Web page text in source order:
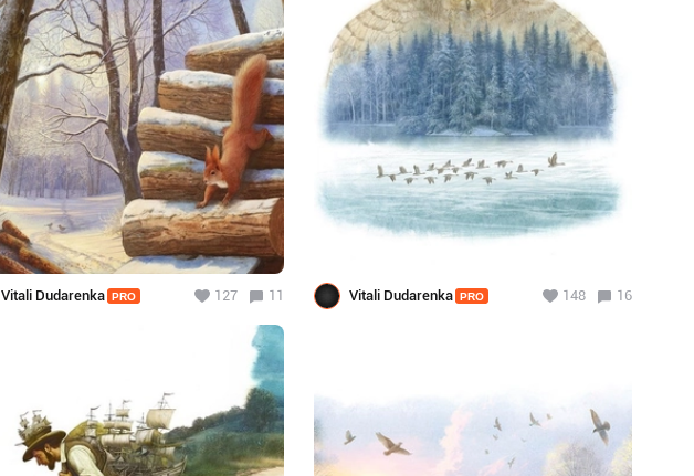
Vitali Dudarenka PRO 127 11 Vitali Dudarenka PRO 148 16